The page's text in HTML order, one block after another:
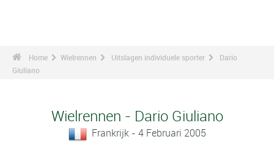
Home Wielrennen Uitslagen individuele sporter
Dario
Giuliano
Wielrennen - Dario Giuliano
Frankrijk - 4 Februari 2005